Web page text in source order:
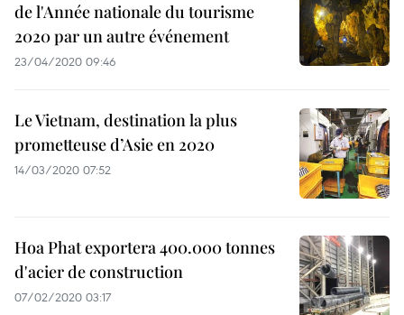
de l'Année nationale du tourisme
2020 par un autre événement
23/04/2020 09:46
Le Vietnam, destination la plus
prometteuse d’Asie en 2020
14/03/2020 07:52
Hoa Phat exportera 400.000 tonnes
d'acier de construction
07/02/2020 03:17